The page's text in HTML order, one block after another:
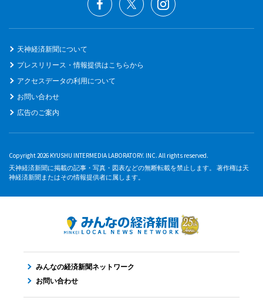
天神経済新聞について
プレスリリース・情報提供はこちらから
アクセスデータの利用について
お問い合わせ
広告のご案内
Copyright 2026 KYUSHU INTERMEDIA LABORATORY. INC. All rights reserved.
天神経済新聞に掲載の記事・写真・図表などの無断転載を禁止します。 著作権は天
神経済新聞またはその情報提供者に属します。
みんなの経済新聞ネットワーク
お問い合わせ